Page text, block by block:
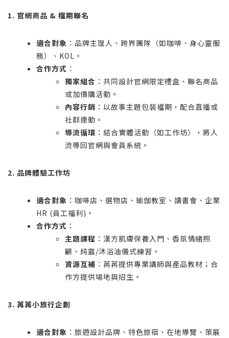
1. 官網商品 & 檔期聯名
適合對象 ：品牌主理人、跨界團隊（如咖啡、身心靈服
務）、KOL。
合作方式 ：
獨家組合 ：共同設計官網限定禮盒、聯名商品
或加價購活動。
內容行銷 ：以故事主題包裝檔期，配合直播或
社群連動。
導流循環 ：結合實體活動（如工作坊），將人
流導回官網與會員系統。
2. 品牌體驗工作坊
適合對象 ：咖啡店、選物店、瑜伽教室、讀書會、企業
HR (員工福利)。
合作方式 ：
主題課程 ：漢方肌膚保養入門、香氛情緒照
顧、純露/沐浴油儀式練習。
資源互補 ：苒苒提供專業講師與產品教材；合
作方提供場地與招生。
3. 苒苒小旅行企劃
適合對象 ：旅遊設計品牌、特色旅宿、在地導覽、策展